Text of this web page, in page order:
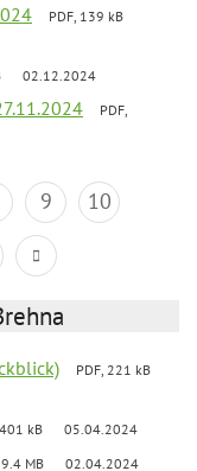
PDF, 139 kB
02.12.2024
PDF,
9
10
PDF, 221 kB
kB 05.04.2024
9.4 MB 02.04.2024